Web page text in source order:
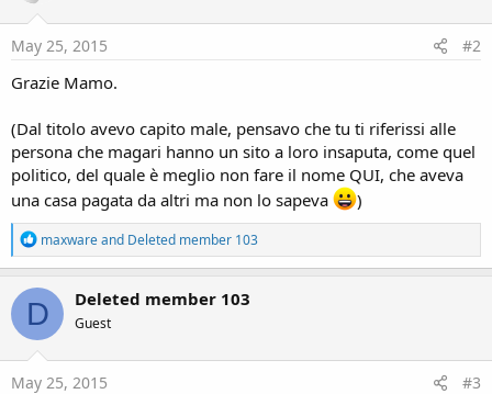
n
s
May 25, 2015 #2
Grazie Mamo.
(Dal titolo avevo capito male, pensavo che tu ti riferissi alle
persona che magari hanno un sito a loro insaputa, come quel
politico, del quale è meglio non fare il nome QUI, che aveva
una casa pagata da altri ma non lo sapeva
)
R
e
a
c
t
i
o
n
s
maxwareand Deleted member 103
D Deleted member 103
Guest
May 25, 2015 #3